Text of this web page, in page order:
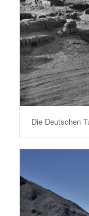
Die Deutschen